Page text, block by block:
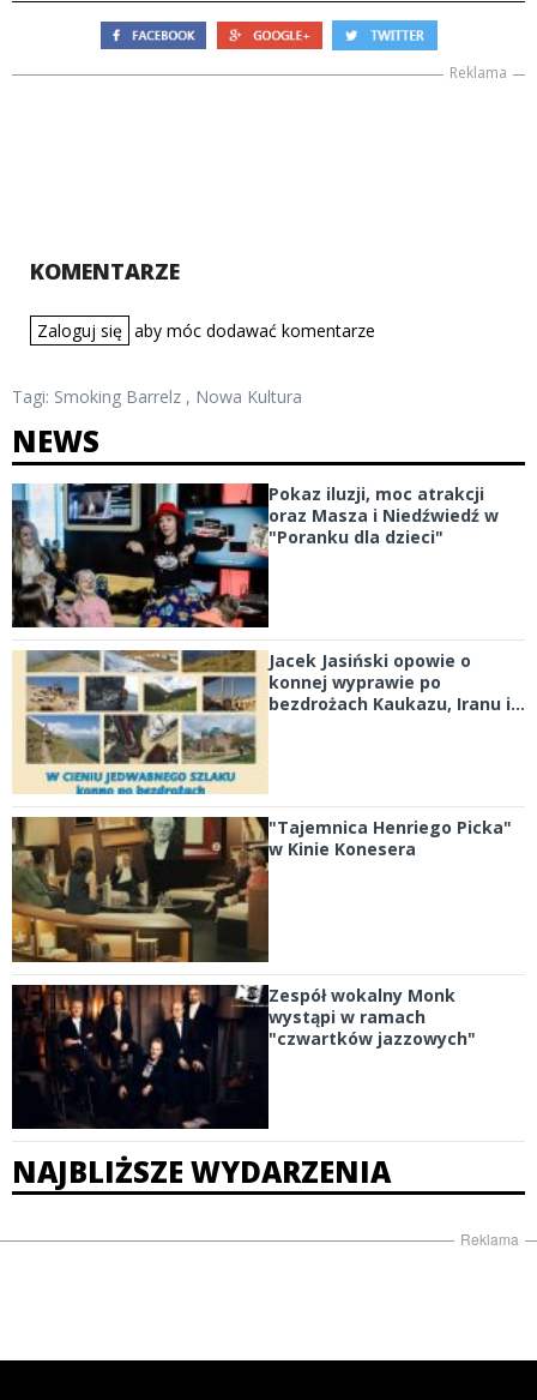
Reklama
KOMENTARZE
Zaloguj się aby móc dodawać komentarze
Tagi: Smoking Barrelz , Nowa Kultura
NEWS
Pokaz iluzji, moc atrakcji
oraz Masza i Niedźwiedź w
"Poranku dla dzieci"
Jacek Jasiński opowie o
konnej wyprawie po
bezdrożach Kaukazu, Iranu i...
"Tajemnica Henriego Picka"
w Kinie Konesera
Zespół wokalny Monk
wystąpi w ramach
"czwartków jazzowych"
NAJBLIŻSZE WYDARZENIA
Reklama